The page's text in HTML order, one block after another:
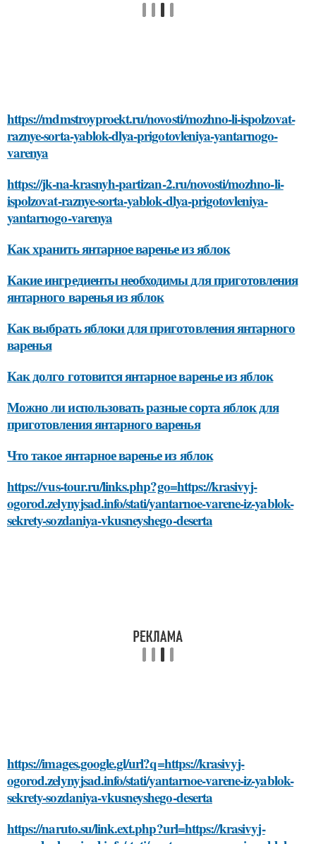
https://mdmstroyproekt.ru/novosti/mozhno-li-ispolzovat-
raznye-sorta-yablok-dlya-prigotovleniya-yantarnogo-
varenya
https://jk-na-krasnyh-partizan-2.ru/novosti/mozhno-li-
ispolzovat-raznye-sorta-yablok-dlya-prigotovleniya-
yantarnogo-varenya
Как хранить янтарное варенье из яблок
Какие ингредиенты необходимы для приготовления
янтарного варенья из яблок
Как выбрать яблоки для приготовления янтарного
варенья
Как долго готовится янтарное варенье из яблок
Можно ли использовать разные сорта яблок для
приготовления янтарного варенья
Что такое янтарное варенье из яблок
https://vus-tour.ru/links.php?go=https://krasivyj-
ogorod.zelynyjsad.info/stati/yantarnoe-varene-iz-yablok-
sekrety-sozdaniya-vkusneyshego-deserta
https://images.google.gl/url?q=https://krasivyj-
ogorod.zelynyjsad.info/stati/yantarnoe-varene-iz-yablok-
sekrety-sozdaniya-vkusneyshego-deserta
https://naruto.su/link.ext.php?url=https://krasivyj-